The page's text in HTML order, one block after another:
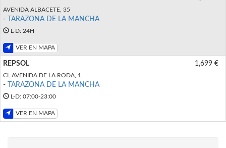
AVENIDA ALBACETE, 35
- TARAZONA DE LA MANCHA
L-D: 24H
VER EN MAPA
REPSOL
CL AVENIDA DE LA RODA, 1
- TARAZONA DE LA MANCHA
L-D: 07:00-23:00
VER EN MAPA
1,699 €